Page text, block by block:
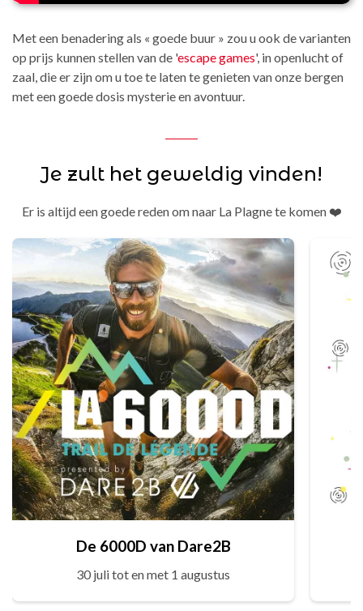
Met een benadering als « goede buur » zou u ook de varianten
op prijs kunnen stellen van de 'escape games', in openlucht of
zaal, die er zijn om u toe te laten te genieten van onze bergen
met een goede dosis mysterie en avontuur.
Je zult het geweldig vinden!
Er is altijd een goede reden om naar La Plagne te komen ❤️
De 6000D van Dare2B
30 juli tot en met 1 augustus